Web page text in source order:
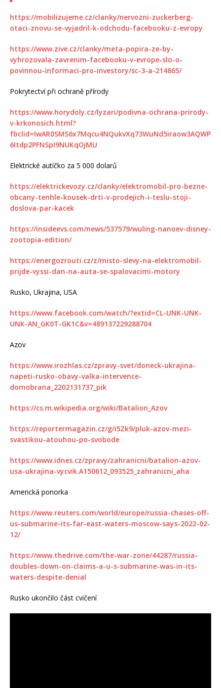
https://mobilizujeme.cz/clanky/nervozni-zuckerberg-
otaci-znovu-se-vyjadril-k-odchodu-facebooku-z-evropy
https://www.zive.cz/clanky/meta-popira-ze-by-
vyhrozovala-zavrenim-facebooku-v-evrope-slo-o-
povinnou-informaci-pro-investory/sc-3-a-214865/
Pokrytectví při ochraně přírody
https://www.horydoly.cz/lyzari/podivna-ochrana-prirody-
v-krkonosich.html?
fbclid=IwAR0SMS6x7Mqcu4NQukvXq73WuNd5iraow3AQWP
6Itdp2PFNSpI9NUKqOjMU
Elektrické autíčko za 5 000 dolarů
https://elektrickevozy.cz/clanky/elektromobil-pro-bezne-
obcany-tenhle-kousek-drti-v-prodejich-i-teslu-stoji-
doslova-par-kacek
https://insideevs.com/news/537579/wuling-nanoev-disney-
zootopia-edition/
https://energozrouti.cz/z/misto-slevy-na-elektromobil-
prijde-vyssi-dan-na-auta-se-spalovacimi-motory
Rusko, Ukrajina, USA
https://www.facebook.com/watch/?extid=CL-UNK-UNK-
UNK-AN_GK0T-GK1C&v=489137229288704
Azov
https://www.irozhlas.cz/zpravy-svet/doneck-ukrajina-
napeti-rusko-obavy-valka-intervence-
domobrana_2202131737_pik
https://cs.m.wikipedia.org/wiki/Batalion_Azov
https://reportermagazin.cz/g/i5Zk9/pluk-azov-mezi-
svastikou-atouhou-po-svobode
https://www.idnes.cz/zpravy/zahranicni/batalion-azov-
usa-ukrajina-vycvik.A150612_093525_zahranicni_aha
Americká ponorka
https://www.reuters.com/world/europe/russia-chases-off-
us-submarine-its-far-east-waters-moscow-says-2022-02-
12/
https://www.thedrive.com/the-war-zone/44287/russia-
doubles-down-on-claims-a-u-s-submarine-was-in-its-
waters-despite-denial
Rusko ukončilo část cvičení